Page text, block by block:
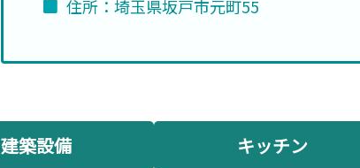
住所：埼玉県坂戸市元町55
建築設備 キッチン